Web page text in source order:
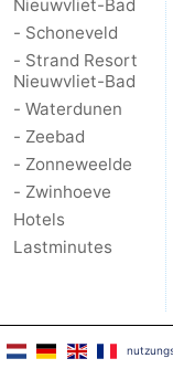
Nieuwvliet-Bad
- Schoneveld
- Strand Resort
Nieuwvliet-Bad
- Waterdunen
- Zeebad
- Zonneweelde
- Zwinhoeve
Hotels
Lastminutes